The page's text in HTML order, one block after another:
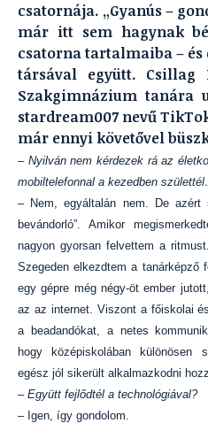
csatornája. „Gyanús –
már itt sem hagynak
csatorna tartalmaiba – és
társával együtt. Csillag
Szakgimnázium tanára
stardream007 nevű
már ennyi követővel
– Nyilván nem kérdezek rá az
mobiltelefonnal a kezedben
– Nem, egyáltalán nem. De azért
bevándorló”. Amikor
nagyon gyorsan felvettem a
Szegeden elkezdtem a tanárképző
egy gépre még négy-öt ember
az az internet. Viszont a főiskolai
a beadandókat, a netes
hogy középiskolában különösen
egész jól sikerült alkalmazkodni
– Együtt fejlődtél a technológiával?
– Igen, így gondolom.